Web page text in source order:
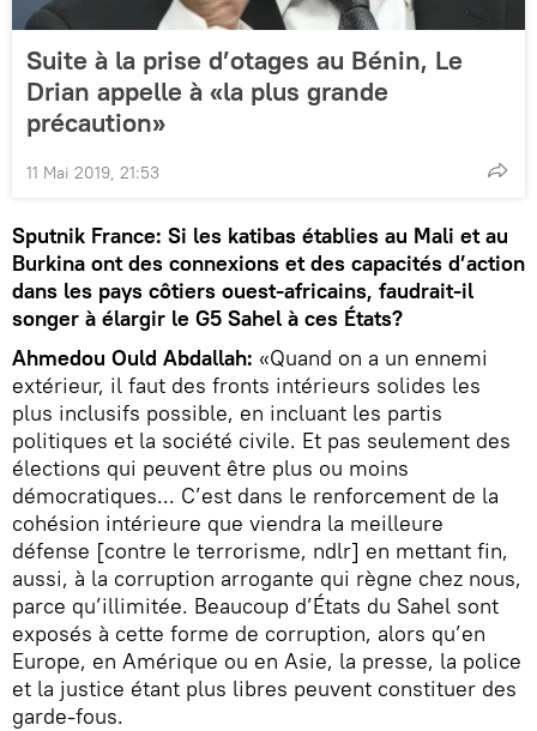
Suite à la prise d’otages au Bénin, Le
Drian appelle à «la plus grande
précaution»
11 Mai 2019, 21:53
Sputnik France: Si les katibas établies au Mali et au
Burkina ont des connexions et des capacités d’action
dans les pays côtiers ouest-africains, faudrait-il
songer à élargir le G5 Sahel à ces États?
Ahmedou Ould Abdallah: «Quand on a un ennemi
extérieur, il faut des fronts intérieurs solides les
plus inclusifs possible, en incluant les partis
politiques et la société civile. Et pas seulement des
élections qui peuvent être plus ou moins
démocratiques... C’est dans le renforcement de la
cohésion intérieure que viendra la meilleure
défense [contre le terrorisme, ndlr] en mettant fin,
aussi, à la corruption arrogante qui règne chez nous,
parce qu’illimitée. Beaucoup d’États du Sahel sont
exposés à cette forme de corruption, alors qu’en
Europe, en Amérique ou en Asie, la presse, la police
et la justice étant plus libres peuvent constituer des
garde-fous.